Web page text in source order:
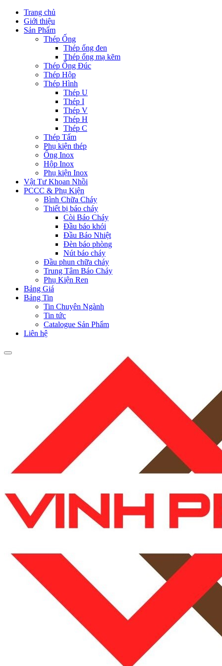
Trang chủ
Giới thiệu
Sản Phẩm
Thép Ống
Thép ống đen
Thép ống mạ kẽm
Thép Ống Đúc
Thép Hộp
Thép Hình
Thép U
Thép I
Thép V
Thép H
Thép C
Thép Tấm
Phụ kiện thép
Ống Inox
Hộp Inox
Phụ kiện Inox
Vật Tư Khoan Nhồi
PCCC & Phụ Kiện
Bình Chữa Cháy
Thiết bị báo cháy
Còi Báo Cháy
Đầu báo khói
Đầu Báo Nhiệt
Đèn báo phòng
Nút báo cháy
Đầu phun chữa cháy
Trung Tâm Báo Cháy
Phụ Kiện Ren
Bảng Giá
Bảng Tin
Tin Chuyên Ngành
Tin tức
Catalogue Sản Phẩm
Liên hệ